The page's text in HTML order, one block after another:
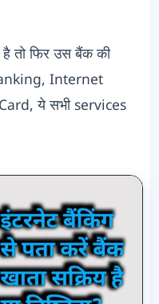
तो फिर उस बैंक की
Internet
ये सभी services